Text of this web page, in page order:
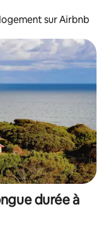
sur Airbnb
durée à